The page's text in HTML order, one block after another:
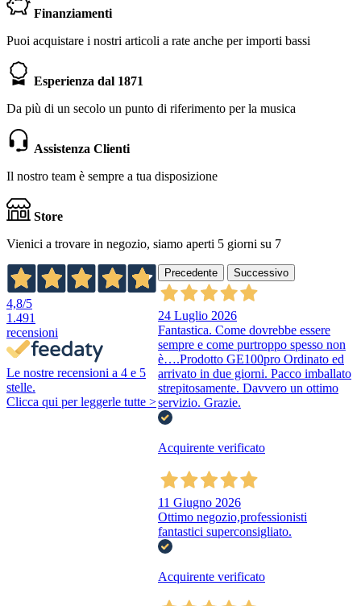
Finanziamenti
Puoi acquistare i nostri articoli a rate anche per importi bassi
Esperienza dal 1871
Da più di un secolo un punto di riferimento per la musica
Assistenza Clienti
Il nostro team è sempre a tua disposizione
Store
Vienici a trovare in negozio, siamo aperti 5 giorni su 7
4,8/5
1.491
recensioni
Le nostre recensioni a 4 e 5
stelle.
Clicca qui per leggerle tutte >
Precedente Successivo
24 Luglio 2026
Fantastica. Come dovrebbe essere
sempre e come purtroppo spesso non
è….Prodotto GE100pro Ordinato ed
arrivato in due giorni. Pacco imballato
strepitosamente. Davvero un ottimo
servizio. Grazie.
Acquirente verificato
11 Giugno 2026
Ottimo negozio,professionisti
fantastici superconsigliato.
Acquirente verificato